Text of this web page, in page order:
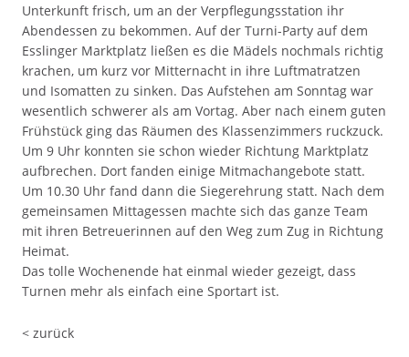
Unterkunft frisch, um an der Verpflegungsstation ihr
Abendessen zu bekommen. Auf der Turni-Party auf dem
Esslinger Marktplatz ließen es die Mädels nochmals richtig
krachen, um kurz vor Mitternacht in ihre Luftmatratzen
und Isomatten zu sinken. Das Aufstehen am Sonntag war
wesentlich schwerer als am Vortag. Aber nach einem guten
Frühstück ging das Räumen des Klassenzimmers ruckzuck.
Um 9 Uhr konnten sie schon wieder Richtung Marktplatz
aufbrechen. Dort fanden einige Mitmachangebote statt.
Um 10.30 Uhr fand dann die Siegerehrung statt. Nach dem
gemeinsamen Mittagessen machte sich das ganze Team
mit ihren Betreuerinnen auf den Weg zum Zug in Richtung
Heimat.
Das tolle Wochenende hat einmal wieder gezeigt, dass
Turnen mehr als einfach eine Sportart ist.
< zurück